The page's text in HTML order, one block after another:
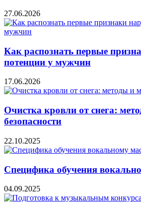
27.06.2026
Как распознать первые
потенции у мужчин
17.06.2026
Очистка кровли от снега:
безопасности
22.10.2025
Специфика обучения
04.09.2025